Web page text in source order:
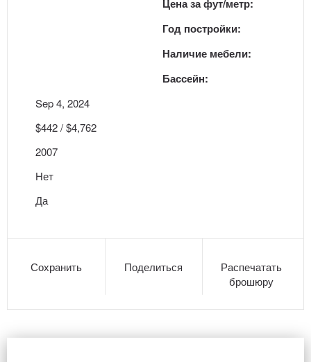
Цена за фут/метр:
Год постройки:
Наличие мебели:
Бассейн:
Sep 4, 2024
$442 / $4,762
2007
Нет
Да
Сохранить Поделиться
Распечатать
брошюру